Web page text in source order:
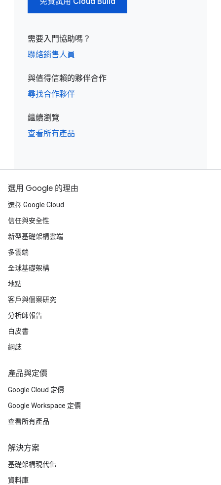
需要入門協助嗎？
聯絡銷售人員
與值得信賴的夥伴合作
尋找合作夥伴
繼續瀏覽
查看所有產品
選用 Google 的理由
選擇 Google Cloud
信任與安全性
新型基礎架構雲端
多雲端
全球基礎架構
地點
客戶與個案研究
分析師報告
白皮書
網誌
產品與定價
Google Cloud 定價
Google Workspace 定價
查看所有產品
解決方案
基礎架構現代化
資料庫